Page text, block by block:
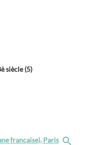
siècle (5)
francaise), Paris